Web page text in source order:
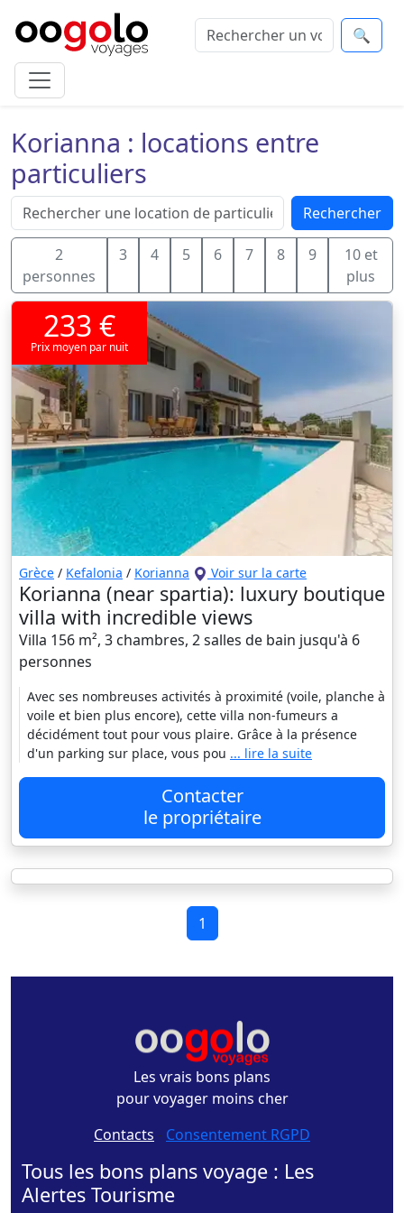
🔍
Korianna : locations entre
particuliers
Rechercher
2
personnes
3 4 5 6 7 8 9
10 et
plus
233 €
Prix moyen par nuit
Grèce / Kefalonia / Korianna Voir sur la carte
Korianna (near spartia): luxury boutique
villa with incredible views
Villa 156 m², 3 chambres, 2 salles de bain jusqu'à 6
personnes
Avec ses nombreuses activités à proximité (voile, planche à
voile et bien plus encore), cette villa non-fumeurs a
décidément tout pour vous plaire. Grâce à la présence
d'un parking sur place, vous pou ... lire la suite
Contacter
le propriétaire
1
Les vrais bons plans
pour voyager moins cher
Contacts - Consentement RGPD
Tous les bons plans voyage : Les
Alertes Tourisme